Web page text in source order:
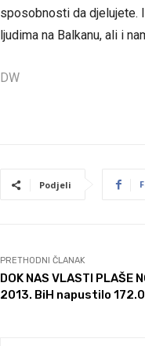
sposobnosti da djelujete.
ljudima na Balkanu, ali i
DW
Podjeli
PRETHODNI ČLANAK
DOK NAS VLASTI PLAŠE
2013. BiH napustilo